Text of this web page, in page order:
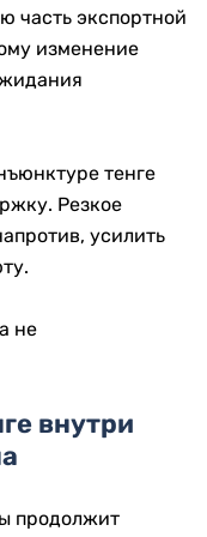
часть экспортной
изменение
тенге
Резкое
усилить
не
внутри
продолжит